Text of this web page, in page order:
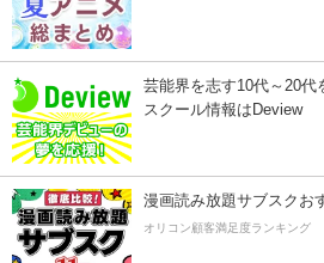
芸能界を志す10代～20代
スクール情報はDeview
漫画読み放題サブスクお
オリコン顧客満足度ランキング